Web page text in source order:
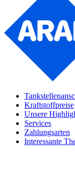
Kraftstoffpreise
Unsere
Services
Zahlungsarten
Interessante